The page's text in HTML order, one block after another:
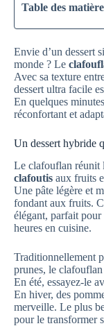
Table des
Envie d’un dessert
monde ? Le
Avec sa texture
dessert ultra facile
En quelques
réconfortant et
Un dessert hybride
Le clafouflan réunit
clafoutis aux fruits
Une pâte légère et
fondant aux fruits.
élégant, parfait pour
heures en cuisine.
Traditionnellement
prunes, le clafouflan
En été, essayez-le
En hiver, des
merveille. Le plus
pour le transformer